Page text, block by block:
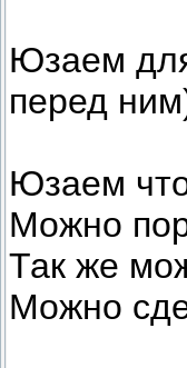
Юзаем
перед
Юзаем
Можно
Так же
Можно